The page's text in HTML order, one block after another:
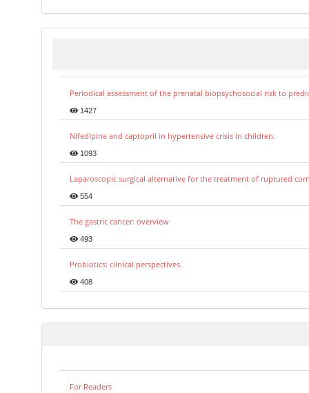
Periodical assessment of the prenatal biopsychosocial risk to
1427
Nifedipine and captopril in hypertensive crisis in children.
1093
Laparoscopic surgical alternative for the treatment of ruptured
554
The gastric cancer: overview
493
Probiotics: clinical perspectives.
408
For Readers